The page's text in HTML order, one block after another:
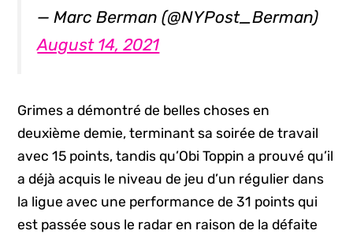
— Marc Berman (@NYPost_Berman)
August 14, 2021
Grimes a démontré de belles choses en
deuxième demie, terminant sa soirée de travail
avec 15 points, tandis qu’Obi Toppin a prouvé qu’il
a déjà acquis le niveau de jeu d’un régulier dans
la ligue avec une performance de 31 points qui
est passée sous le radar en raison de la défaite